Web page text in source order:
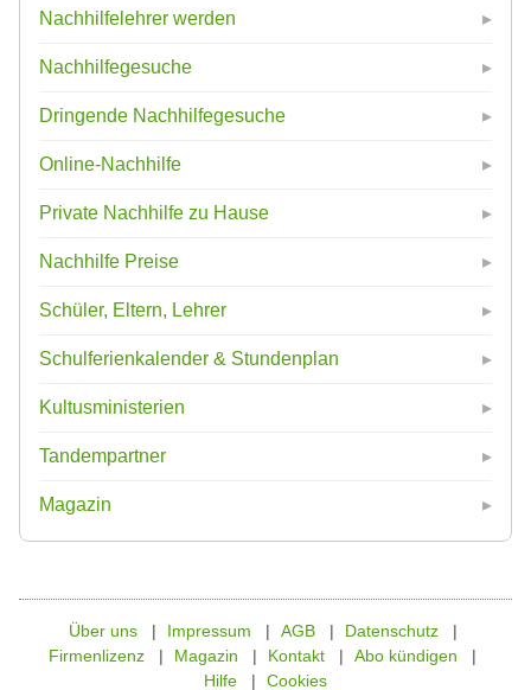
Nachhilfelehrer werden
Nachhilfegesuche
Dringende Nachhilfegesuche
Online-Nachhilfe
Private Nachhilfe zu Hause
Nachhilfe Preise
Schüler, Eltern, Lehrer
Schulferienkalender & Stundenplan
Kultusministerien
Tandempartner
Magazin
Über uns Impressum AGB
Datenschutz
Firmenlizenz
Magazin Kontakt
Abo kündigen
Hilfe
Cookies